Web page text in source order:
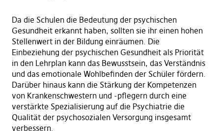
Da die Schulen die Bedeutung der psychischen
Gesundheit erkannt haben, sollten sie ihr einen hohen
Stellenwert in der Bildung einräumen. Die
Einbeziehung der psychischen Gesundheit als Priorität
in den Lehrplan kann das Bewusstsein, das Verständnis
und das emotionale Wohlbefinden der Schüler fördern.
Darüber hinaus kann die Stärkung der Kompetenzen
von Krankenschwestern und -pflegern durch eine
verstärkte Spezialisierung auf die Psychiatrie die
Qualität der psychosozialen Versorgung insgesamt
verbessern.